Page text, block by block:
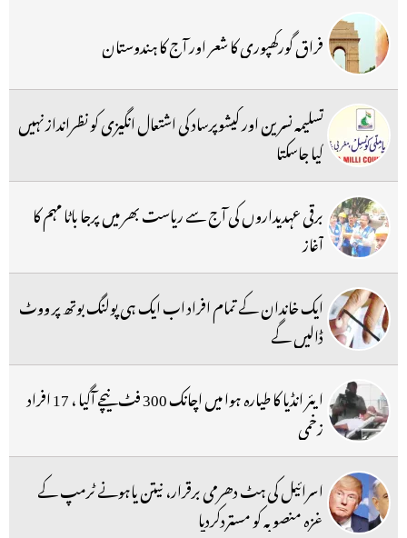
فراق گورکھپوری کا شعر اور آج کا ہندوستان
تسلیمہ نسرین اور کیشوپرساد کی اشتعال انگیزی کو نظرانداز نہیں
کیا جاسکتا
برقی عہدیداروں کی آج سے ریاست بھر میں پرجا باٹا مہم کا
آغاز
ایک خاندان کے تمام افراد اب ایک ہی پولنگ بوتھ پر ووٹ
ڈالیں گے
ایئر انڈیا کا طیارہ ہوا میں اچانک 300 فٹ نیچے آگیا ، 17 افراد
زخمی
اسرائیل کی ہٹ دھرمی برقرار، نیتن یاہونے ٹرمپ کے
غزہ منصوبہ کو مستردکردیا